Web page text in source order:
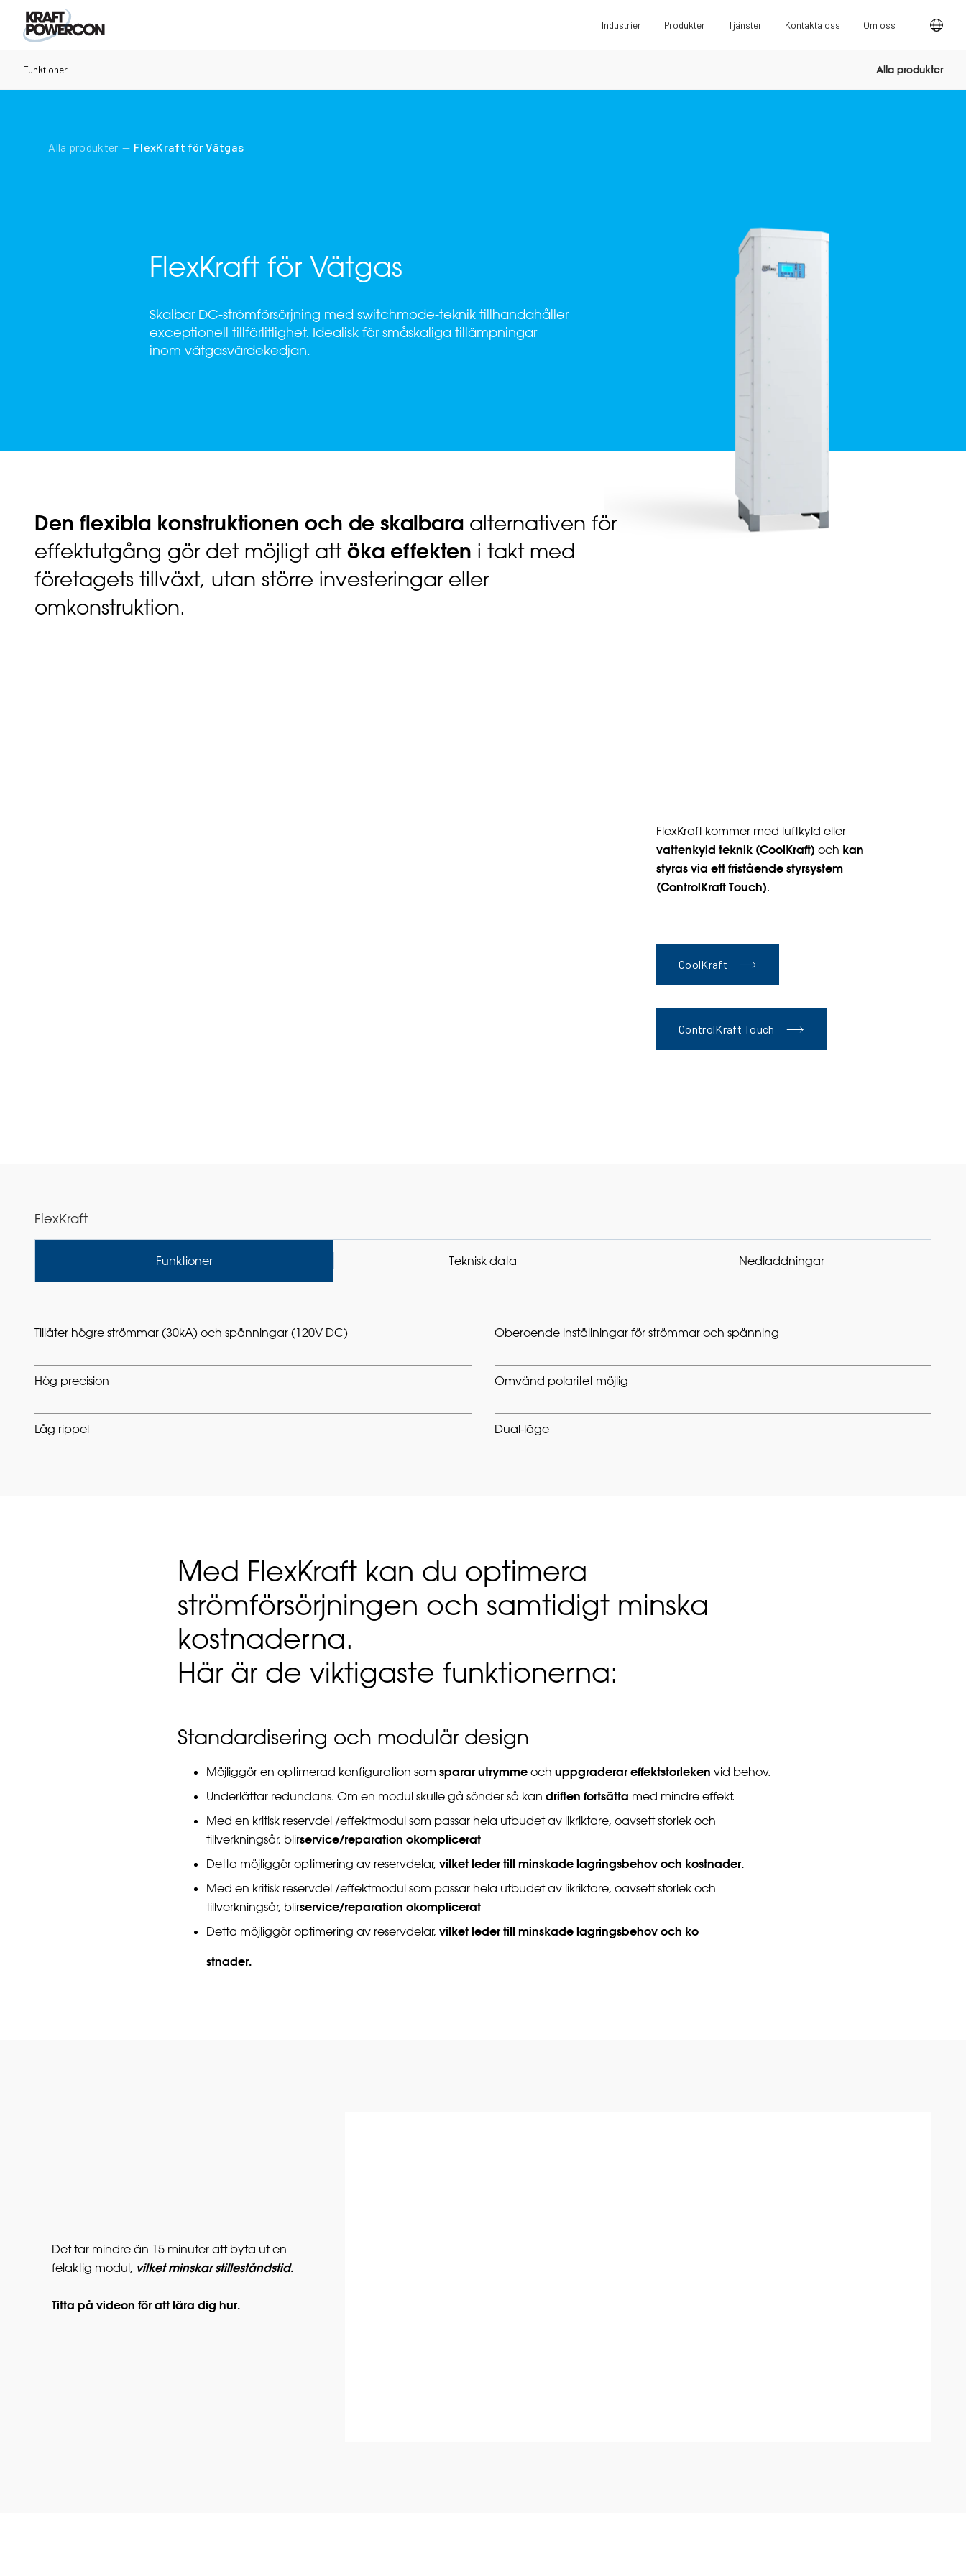
Industrier Produkter Tjänster Kontakta oss Om oss
Funktioner Alla produkter
Alla produkter FlexKraft för Vätgas
FlexKraft för Vätgas
Skalbar DC-strömförsörjning med switchmode-teknik tillhandahåller
exceptionell tillförlitlighet. Idealisk för småskaliga tillämpningar
inom vätgasvärdekedjan.
Den flexibla konstruktionen och de skalbara alternativen för
effektutgång gör det möjligt att öka effekten i takt med
företagets tillväxt, utan större investeringar eller
omkonstruktion.
FlexKraft kommer med luftkyld eller
vattenkyld teknik (CoolKraft) och kan
styras via ett fristående styrsystem
(ControlKraft Touch).
CoolKraft
ControlKraft Touch
FlexKraft
Funktioner Teknisk data Nedladdningar
Tillåter högre strömmar (30kA) och spänningar (120V DC) Oberoende inställningar för strömmar och spänning
Hög precision Omvänd polaritet möjlig
Låg rippel Dual-läge
Med FlexKraft kan du optimera
strömförsörjningen och samtidigt minska
kostnaderna.
Här är de viktigaste funktionerna:
Standardisering och modulär design
Möjliggör en optimerad konfiguration som sparar utrymme och uppgraderar effektstorleken vid behov.
Underlättar redundans. Om en modul skulle gå sönder så kan driften fortsätta med mindre effekt.
Med en kritisk reservdel /effektmodul som passar hela utbudet av likriktare, oavsett storlek och
tillverkningsår, blirservice/reparation okomplicerat
Detta möjliggör optimering av reservdelar, vilket leder till minskade lagringsbehov och kostnader.
Med en kritisk reservdel /effektmodul som passar hela utbudet av likriktare, oavsett storlek och
tillverkningsår, blirservice/reparation okomplicerat
Detta möjliggör optimering av reservdelar, vilket leder till minskade lagringsbehov och ko
stnader.
Det tar mindre än 15 minuter att byta ut en
felaktig modul, vilket minskar stilleståndstid.
Titta på videon för att lära dig hur.